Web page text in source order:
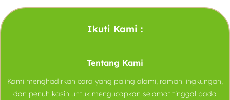
Ikuti Kami :
Tentang Kami
Kami menghadirkan cara yang paling alami, ramah lingkungan,
dan penuh kasih untuk mengucapkan selamat tinggal pada